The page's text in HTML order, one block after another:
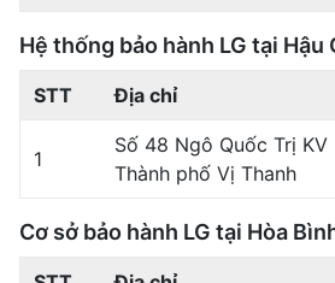
Hệ thống bảo hành LG tại Hậu
STT Địa chỉ
1
Số 48 Ngô Quốc Trị KV
Thành phố Vị Thanh
Cơ sở bảo hành LG tại Hòa